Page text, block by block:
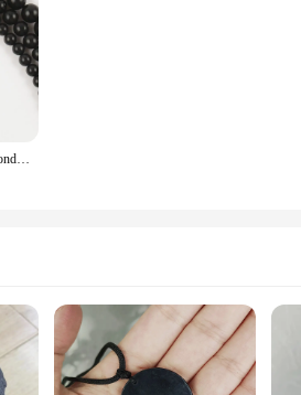
Cuentas sueltas de piedra redonda Lisa Shungite para fabricación de joyas, abalorios naturales de 6mm, 8mm y 10mm, 1 hebra por juego, venta al por mayor